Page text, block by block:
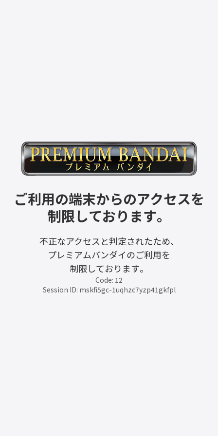
ご利用の端末からのアクセスを
制限しております。
不正なアクセスと判定されたため、
プレミアムバンダイのご利用を
制限しております。
Code: 12
Session ID: mskfi5gc-1uqhzc7yzp41gkfpl